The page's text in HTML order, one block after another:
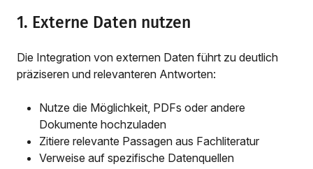
1. Externe Daten nutzen
Die Integration von externen Daten führt zu deutlich
präziseren und relevanteren Antworten:
Nutze die Möglichkeit, PDFs oder andere
Dokumente hochzuladen
Zitiere relevante Passagen aus Fachliteratur
Verweise auf spezifische Datenquellen